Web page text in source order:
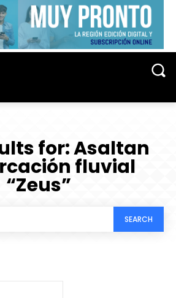
for:Asaltan
fluvial
“Zeus”
SEARCH